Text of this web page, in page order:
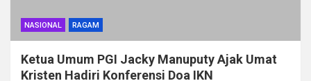
NASIONAL RAGAM
Ketua Umum PGI Jacky Manuputy Ajak Umat
Kristen Hadiri Konferensi Doa IKN